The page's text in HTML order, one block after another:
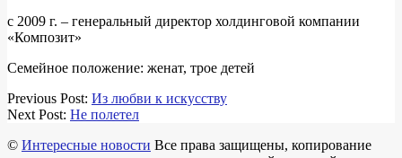
с 2009 г. – генеральный директор холдинговой компании
«Композит»
Семейное положение: женат, трое детей
2018-
03-
Previous Post: Из любви к искусству
Next Post: Не полетел
© Интересные новости Все права защищены, копирование